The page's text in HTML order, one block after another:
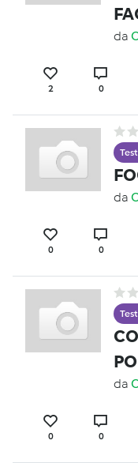
da
2 0
da
0 0
da
0 0